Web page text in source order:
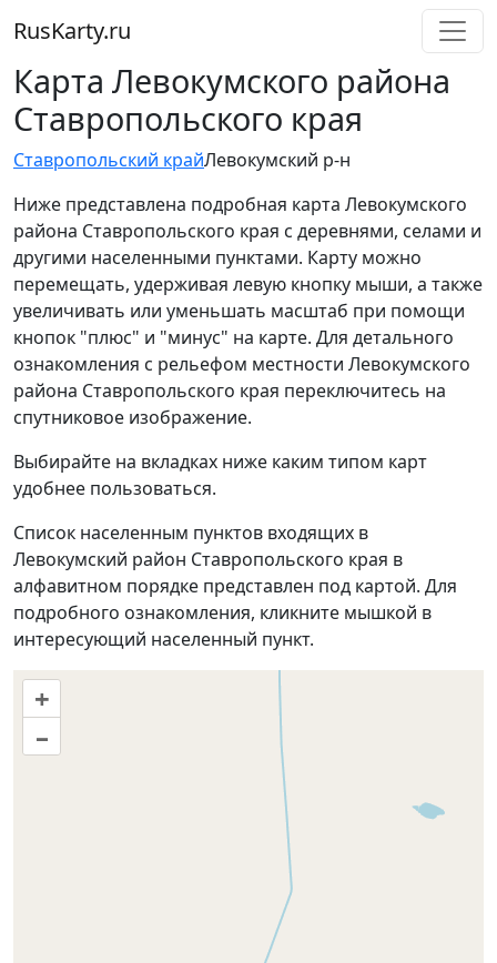
RusKarty.ru
Карта Левокумского района
Ставропольского края
Ставропольский крайЛевокумский р-н
Ниже представлена подробная карта Левокумского
района Ставропольского края с деревнями, селами и
другими населенными пунктами. Карту можно
перемещать, удерживая левую кнопку мыши, а также
увеличивать или уменьшать масштаб при помощи
кнопок "плюс" и "минус" на карте. Для детального
ознакомления с рельефом местности Левокумского
района Ставропольского края переключитесь на
спутниковое изображение.
Выбирайте на вкладках ниже каким типом карт
удобнее пользоваться.
Список населенным пунктов входящих в
Левокумский район Ставропольского края в
алфавитном порядке представлен под картой. Для
подробного ознакомления, кликните мышкой в
интересующий населенный пункт.
+
–